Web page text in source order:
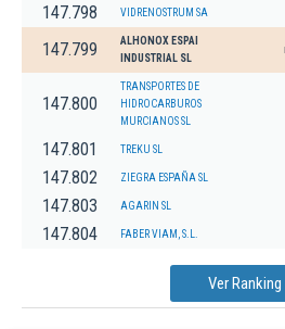
147.798 VIDRENOSTRUM SA
147.799
ALHONOX ESPAI
INDUSTRIAL SL
147.800
TRANSPORTES DE
HIDROCARBUROS
MURCIANOS SL
147.801 TREKU SL
147.802 ZIEGRA ESPAÑA SL
147.803 AGARIN SL
147.804 FABER VIAM, S.L.
Ver